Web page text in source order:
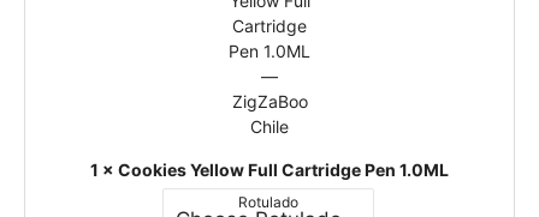
0
.
5
l
-
1
m
k
i
e
s
Y
e
l
o
1 × Cookies Yellow Full Cartridge Pen 1.0ML
Rotulado